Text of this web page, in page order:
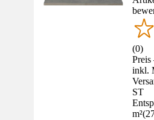
(0)
inkl.
ST
m²(